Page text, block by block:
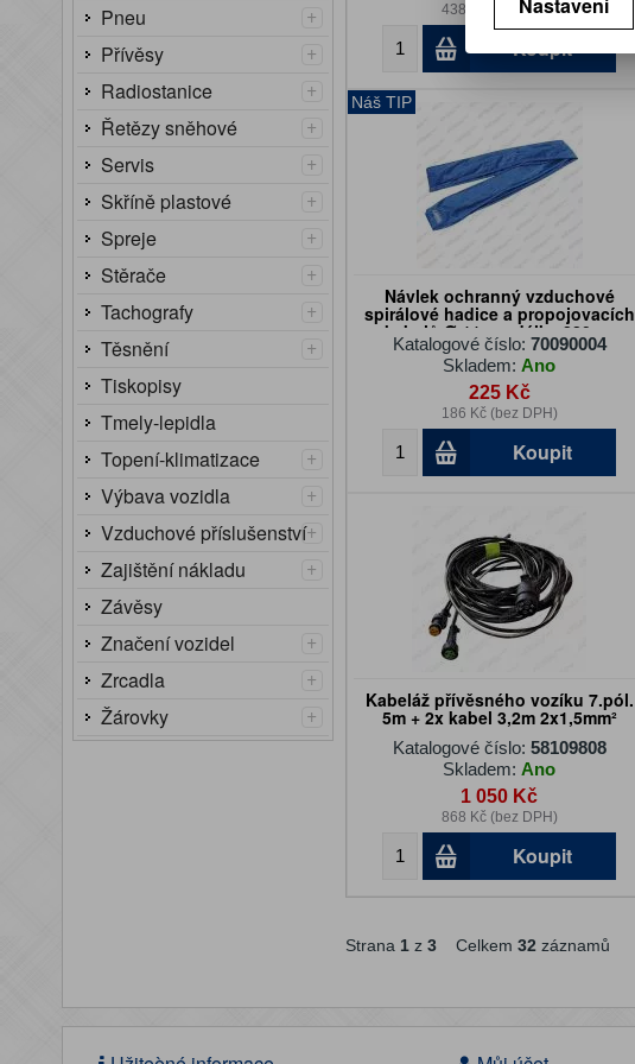
Pneu
+
Přívěsy
+
Radiostanice
+
Řetězy sněhové
+
Servis
+
Skříně plastové
+
Spreje
+
Stěrače
+
Tachografy
+
Těsnění
+
Tiskopisy
Tmely-lepidla
Topení-klimatizace
+
Výbava vozidla
+
Vzduchové příslušenství+
Zajištění nákladu
+
Závěsy
Značení vozidel
+
Zrcadla
+
Žárovky
+
438 Kč (bez DPH)
Koupit
Náš TIP
Návlek ochranný vzduchové
spirálové hadice a propojovacích
kabelů Ø 11 cm délka 220cm
modrý
Katalogové číslo: 70090004
Skladem: Ano
225 Kč
186 Kč (bez DPH)
Koupit
Kabeláž přívěsného vozíku 7.pól.
5m + 2x kabel 3,2m 2x1,5mm²
Katalogové číslo: 58109808
Skladem: Ano
1 050 Kč
868 Kč (bez DPH)
Koupit
Strana 1z 3Celkem 32záznamů